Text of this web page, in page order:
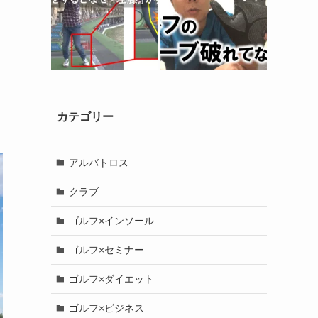
カテゴリー
アルバトロス
クラブ
ゴルフ×インソール
ゴルフ×セミナー
ゴルフ×ダイエット
ゴルフ×ビジネス